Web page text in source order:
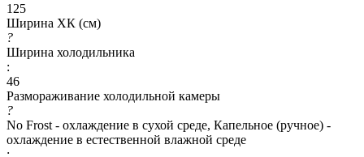
125
Ширина ХК (см)
?
Ширина холодильника
:
46
Размораживание холодильной камеры
?
No Frost - охлаждение в сухой среде, Капельное (ручное) -
охлаждение в естественной влажной среде
: